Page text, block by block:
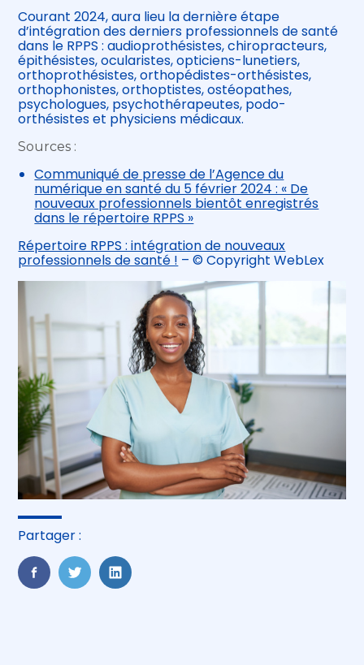
Courant 2024, aura lieu la dernière étape
d’intégration des derniers professionnels de santé
dans le RPPS : audioprothésistes, chiropracteurs,
épithésistes, ocularistes, opticiens-lunetiers,
orthoprothésistes, orthopédistes-orthésistes,
orthophonistes, orthoptistes, ostéopathes,
psychologues, psychothérapeutes, podo-
orthésistes et physiciens médicaux.
Sources :
Communiqué de presse de l’Agence du
numérique en santé du 5 février 2024 : « De
nouveaux professionnels bientôt enregistrés
dans le répertoire RPPS »
Répertoire RPPS : intégration de nouveaux
professionnels de santé ! – © Copyright WebLex
Partager :
FaceBook
TwitterLinkedIn